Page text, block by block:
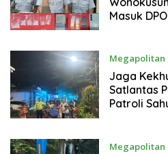
Masuk
Megapolitan
Jaga
Satlantas
Patroli
Megapolitan